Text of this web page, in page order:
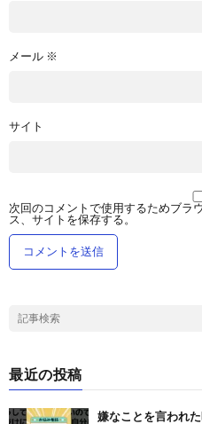
メール ※
サイト
次回のコメントで使用するためブラ
ス、サイトを保存する。
最近の投稿
嫌なことを言われ